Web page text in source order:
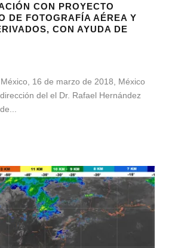
CON PROYECTO
DE FOTOGRAFÍA AÉREA Y
CON AYUDA DE
16 de marzo de 2018, México
del el Dr. Rafael Hernández